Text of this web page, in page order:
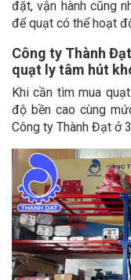
đặt, vận hành cũng
để quạt có thể hoạt
Công ty Thành
quạt ly tâm hút
Khi cần tìm mua
độ bền cao cùng
Công ty Thành Đạt ở